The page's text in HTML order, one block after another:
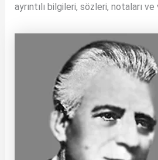
ayrıntılı bilgileri, sözleri, notaları ve